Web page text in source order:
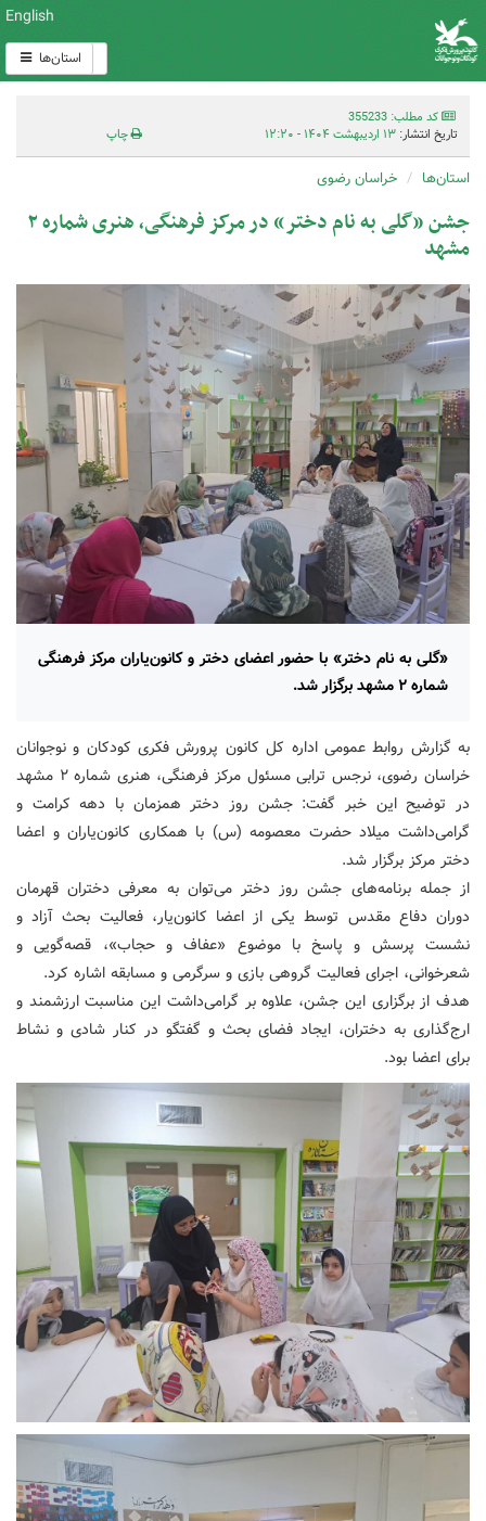
English
استان‌ها
کد مطلب: 355233
تاریخ انتشار: ۱۳ اردیبهشت ۱۴۰۴ - ۱۲:۲۰ چاپ
استان‌ها خراسان رضوی
جشن «گلی به نام دختر» در مرکز فرهنگی، هنری شماره ۲
مشهد
«گلی به نام دختر» با حضور اعضای دختر و کانون‌یاران مرکز فرهنگی
شماره ۲ مشهد برگزار شد.
به گزارش روابط عمومی اداره کل کانون پرورش فکری کودکان و نوجوانان
خراسان رضوی، نرجس ترابی مسئول مرکز فرهنگی، هنری شماره ۲ مشهد
در توضیح این خبر گفت: جشن روز دختر همزمان با دهه کرامت و
گرامی‌داشت میلاد حضرت معصومه (س) با همکاری کانون‌یاران و اعضا
دختر مرکز برگزار شد.
از جمله برنامه‌های جشن روز دختر می‌توان به معرفی دختران قهرمان
دوران دفاع مقدس توسط یکی از اعضا کانون‌یار، فعالیت بحث آزاد و
نشست پرسش و پاسخ با موضوع «عفاف و حجاب»، قصه‌گویی و
شعرخوانی، اجرای فعالیت گروهی بازی و سرگرمی و مسابقه اشاره کرد.
هدف از برگزاری این جشن، علاوه بر گرامی‌داشت این مناسبت ارزشمند و
ارج‌گذاری به دختران، ایجاد فضای بحث و گفتگو در کنار شادی و نشاط
برای اعضا بود.